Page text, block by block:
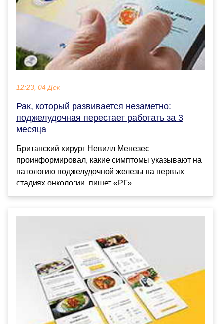
12:23, 04 Дек
Рак, который развивается незаметно:
поджелудочная перестает работать за 3
месяца
Британский хирург Невилл Менезес
проинформировал, какие симптомы указывают на
патологию поджелудочной железы на первых
стадиях онкологии, пишет «РГ» ...